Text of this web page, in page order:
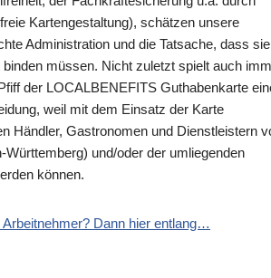
Kartengestaltung), schätzen unsere
Administration und die Tatsache, dass sie
müssen. Nicht zuletzt spielt auch
der LOCALBENEFITS Guthabenkarte
weil mit dem Einsatz der Karte
Händler, Gastronomen und Dienstleistern
Württemberg) und/oder der umliegenden
können.
Arbeitnehmer? Dann hier entlang…